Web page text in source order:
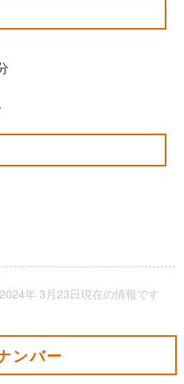
2024年 3月23日現在の情報です
ンバー